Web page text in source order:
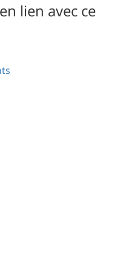
lien avec ce